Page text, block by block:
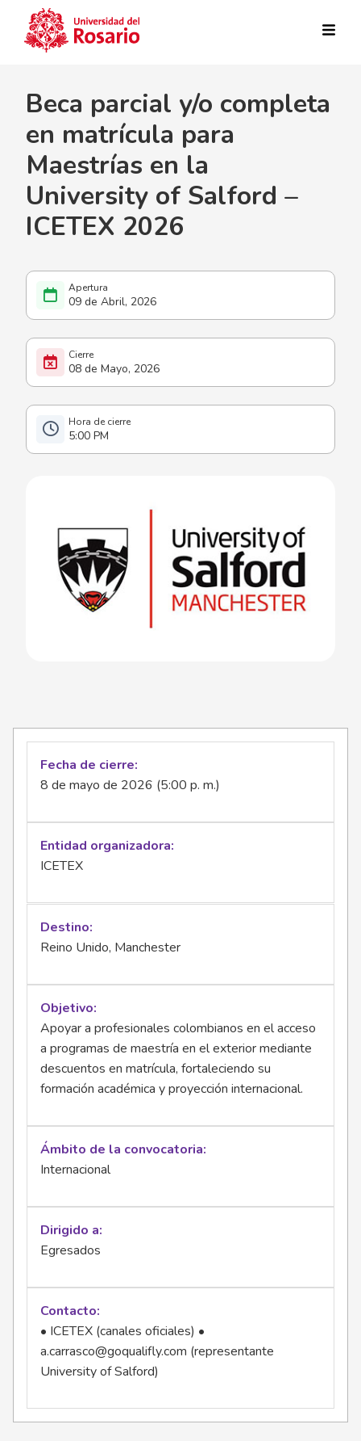
09 de Abril, 2026
08 de Mayo, 2026
5:00 PM
Beca parcial y/o completa
en matrícula para
Maestrías en la
University of Salford –
ICETEX 2026
Fecha de cierre
8 de mayo de 2026 (5:00 p. m.)
Entidad organizadora
ICETEX
Destino
Reino Unido, Manchester
Objetivo
Apoyar a profesionales colombianos en el acceso
a programas de maestría en el exterior mediante
descuentos en matrícula, fortaleciendo su
formación académica y proyección internacional.
Ámbito de la convocatoria
Internacional
Dirigido a
Egresados
Contacto
• ICETEX (canales oficiales) •
a.carrasco@goqualifly.com (representante
University of Salford)